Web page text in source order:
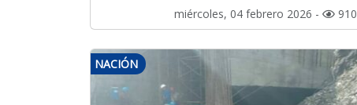
miércoles, 04 febrero 2026 - 910
NACIÓN